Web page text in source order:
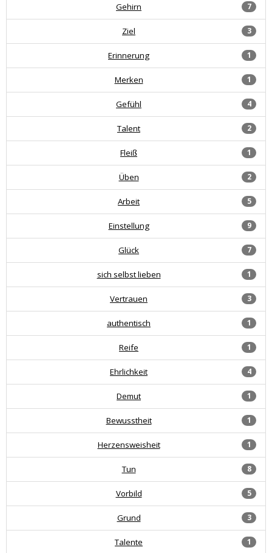
7
Gehirn
3
Ziel
1
Erinnerung
1
Merken
4
Gefühl
2
Talent
1
Fleiß
2
Üben
5
Arbeit
9
Einstellung
7
Glück
1
sich selbst lieben
3
Vertrauen
1
authentisch
1
Reife
4
Ehrlichkeit
1
Demut
1
Bewusstheit
1
Herzensweisheit
8
Tun
5
Vorbild
3
Grund
1
Talente